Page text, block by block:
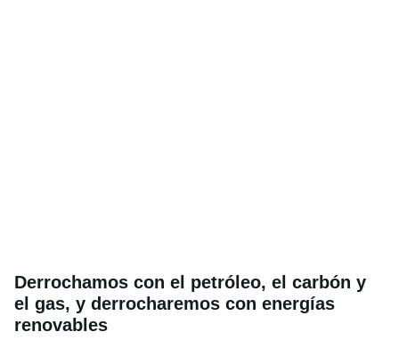
Derrochamos con el petróleo, el carbón y
el gas, y derrocharemos con energías
renovables